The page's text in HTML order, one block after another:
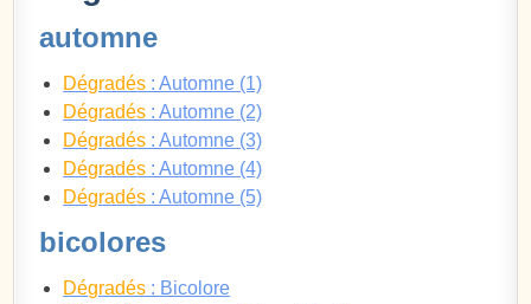
automne
Dégradés : Automne (1)
Dégradés : Automne (2)
Dégradés : Automne (3)
Dégradés : Automne (4)
Dégradés : Automne (5)
bicolores
Dégradés : Bicolore